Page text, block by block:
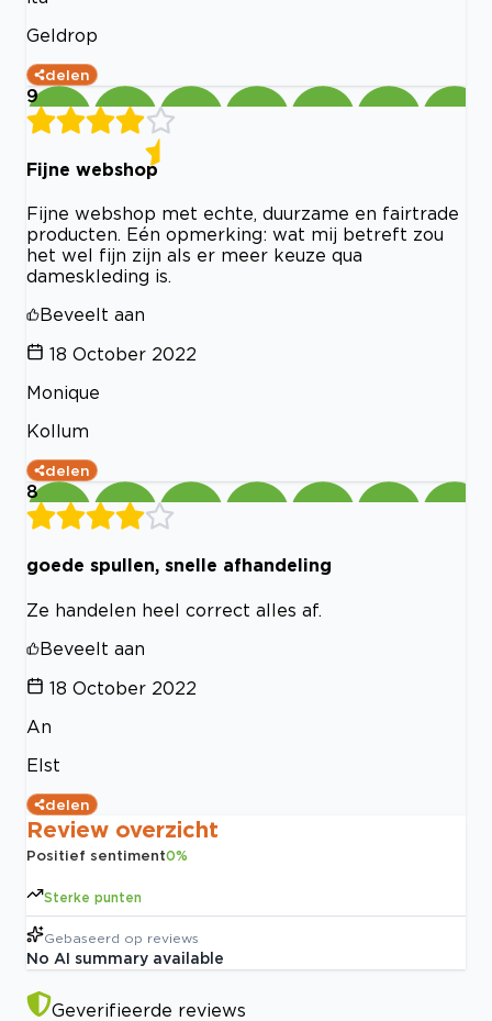
Geldrop
delen
9
Fijne webshop
Fijne webshop met echte, duurzame en fairtrade
producten. Eén opmerking: wat mij betreft zou
het wel fijn zijn als er meer keuze qua
dameskleding is.
Beveelt aan
18 October 2022
Monique
Kollum
delen
8
goede spullen, snelle afhandeling
Ze handelen heel correct alles af.
Beveelt aan
18 October 2022
An
Elst
delen
Review overzicht
Positief sentiment0%
Sterke punten
Gebaseerd op reviews
No AI summary available
Geverifieerde reviews